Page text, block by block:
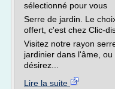
sélectionné pour vous
Serre de jardin. Le
offert, c'est chez Clic-
Visitez notre rayon
jardinier dans l'âme,
désirez...
Lire la suite